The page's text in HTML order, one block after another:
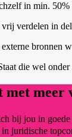
in min. 50%
vrij verdelen in
bronnen
die wel
met
bij jou in goede
juridische